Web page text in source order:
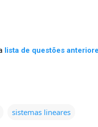
lista de questões
sistemas lineares